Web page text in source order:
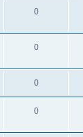
0
0
0
0